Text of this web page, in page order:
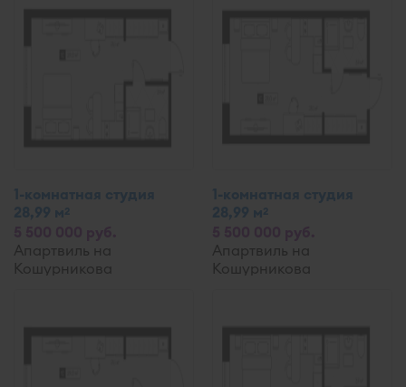
1-комнатная студия
28,99 м2
Апартвиль на
Кошурникова
1-комнатная студия
28,99 м2
Апартвиль на
Кошурникова